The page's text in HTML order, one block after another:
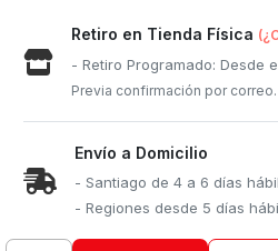
Retiro en Tienda Física
- Retiro Programado: Desde
Previa confirmación por
Envío a Domicilio
- Santiago de 4 a 6 días
- Regiones desde 5 días